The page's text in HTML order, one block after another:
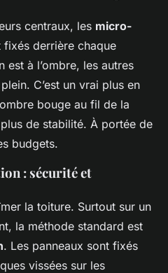
centraux, les micro-
fixés derrière chaque
est à l’ombre, les autres
C’est un vrai plus en
bouge au fil de la
de stabilité. À portée de
budgets.
: sécurité et
la toiture. Surtout sur un
la méthode standard est
. Les panneaux sont fixés
vissées sur les